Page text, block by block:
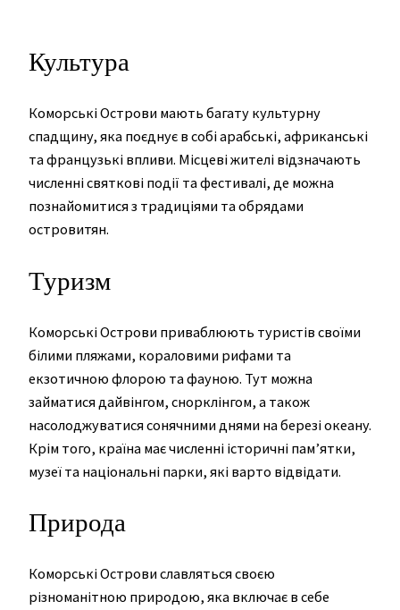
Культура
Коморські Острови мають багату культурну
спадщину, яка поєднує в собі арабські, африканські
та французькі впливи. Місцеві жителі відзначають
численні святкові події та фестивалі, де можна
познайомитися з традиціями та обрядами
островитян.
Туризм
Коморські Острови приваблюють туристів своїми
білими пляжами, кораловими рифами та
екзотичною флорою та фауною. Тут можна
займатися дайвінгом, снорклінгом, а також
насолоджуватися сонячними днями на березі океану.
Крім того, країна має численні історичні пам’ятки,
музеї та національні парки, які варто відвідати.
Природа
Коморські Острови славляться своєю
різноманітною природою, яка включає в себе